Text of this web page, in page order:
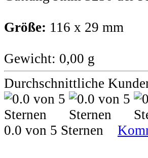
Größe: 116 x 29 mm
Gewicht: 0,00 g
Durchschnittliche
0.0 von 5 Sternen